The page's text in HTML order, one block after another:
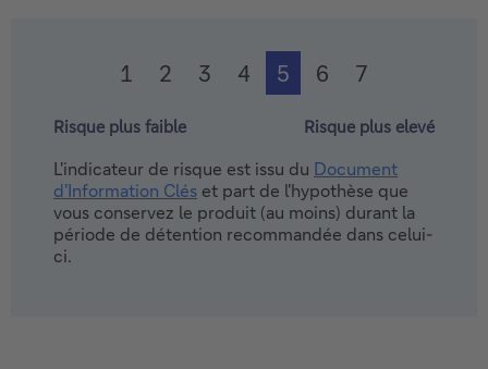
1 2 3 4 5 6 7
Risque plus faible Risque plus elevé
L'indicateur de risque est issu du Document
d'Information Clés
Ce lien ouvrira dans une
nouvelle fenêtre.
et part de l'hypothèse que
vous conservez le produit (au moins) durant la
période de détention recommandée dans celui-
ci.